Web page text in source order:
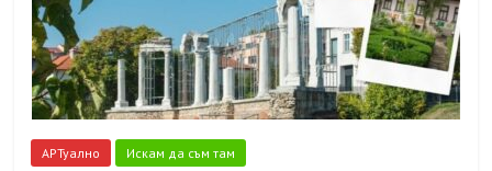
АРТуално Искам да съм там